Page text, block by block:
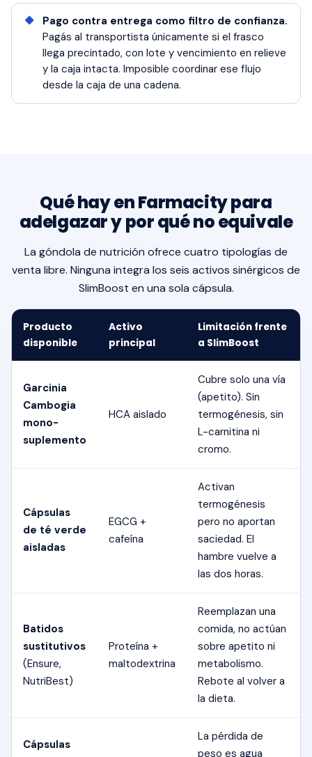
Pago contra entrega como filtro de confianza.
Pagás al transportista únicamente si el frasco
llega precintado, con lote y vencimiento en relieve
y la caja intacta. Imposible coordinar ese flujo
desde la caja de una cadena.
Qué hay en Farmacity para
adelgazar y por qué no equivale
La góndola de nutrición ofrece cuatro tipologías de
venta libre. Ninguna integra los seis activos sinérgicos de
SlimBoost en una sola cápsula.
Producto
disponible
Activo
principal
Limitación frente
a SlimBoost
Garcinia
Cambogia
mono-
suplemento
HCA aislado
Cubre solo una vía
(apetito). Sin
termogénesis, sin
L-carnitina ni
cromo.
Cápsulas
de té verde
aisladas
EGCG +
cafeína
Activan
termogénesis
pero no aportan
saciedad. El
hambre vuelve a
las dos horas.
Batidos
sustitutivos
(Ensure,
NutriBest)
Proteína +
maltodextrina
Reemplazan una
comida, no actúan
sobre apetito ni
metabolismo.
Rebote al volver a
la dieta.
Cápsulas
La pérdida de
peso es agua